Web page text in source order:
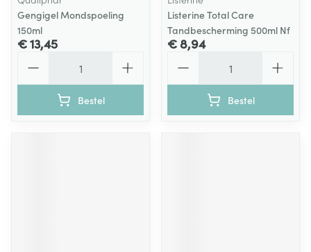
Gengigel Mondspoeling
150ml
€ 13,45
Bestel
Listerine Total Care
Tandbescherming 500ml Nf
€ 8,94
Bestel